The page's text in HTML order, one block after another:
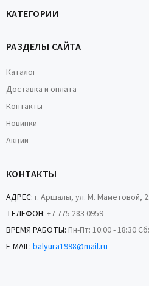
КАТЕГОРИИ
РАЗДЕЛЫ САЙТА
Каталог
Доставка и оплата
Контакты
Новинки
Акции
КОНТАКТЫ
АДРЕС: г. Аршалы, ул. М. Маметовой,
ТЕЛЕФОН: +7 775 283 0959
ВРЕМЯ РАБОТЫ: Пн-Пт: 10:00 - 18:30
E-MAIL: balyura1998@mail.ru